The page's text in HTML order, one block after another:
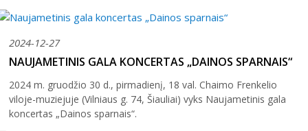
2025 (XXII festivalis)
2022 (XIX festivalis)
2021 (XVIII festivalis)
2024-12-27
NAUJAMETINIS GALA KONCERTAS „DAINOS SPARNAIS“
2024 m. gruodžio 30 d., pirmadienį, 18 val. Chaimo Frenkelio
viloje-muziejuje (Vilniaus g. 74, Šiauliai) vyks Naujametinis gala
koncertas „Dainos sparnais“.